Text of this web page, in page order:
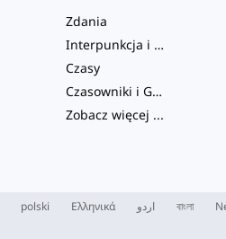
Zdania
Interpunkcja i Ortografia
Czasy
Czasowniki i Głosy
Zobacz więcej ...
polski Ελληνικά اردو বাংলা